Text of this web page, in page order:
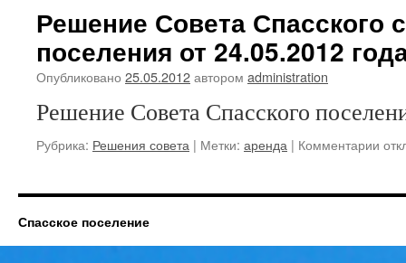
Решение Совета Спасского
поселения от 24.05.2012
Опубликовано 25.05.2012автором administration
Решение Совета Спасского
Рубрика: Решения совета | Метки: аренда | Комментарии к
Спасское поселение